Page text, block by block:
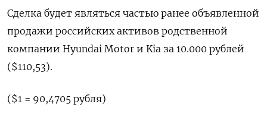
Сделка будет являться частью ранее объявленной
продажи российских активов родственной
компании Hyundai Motor и Kia за 10.000 рублей
($110,53).
($1 = 90,4705 рубля)